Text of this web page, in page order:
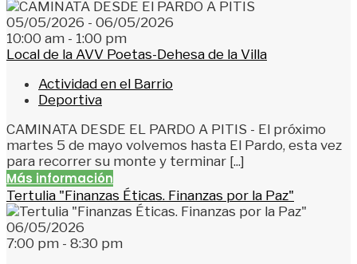
05/05/2026 - 06/05/2026
10:00 am - 1:00 pm
Local de la AVV Poetas-Dehesa de la Villa
Actividad en el Barrio
Deportiva
CAMINATA DESDE EL PARDO A PITIS - El próximo
martes 5 de mayo volvemos hasta El Pardo, esta vez
para recorrer su monte y terminar [...]
Más información
Tertulia "Finanzas Éticas. Finanzas por la Paz"
06/05/2026
7:00 pm - 8:30 pm